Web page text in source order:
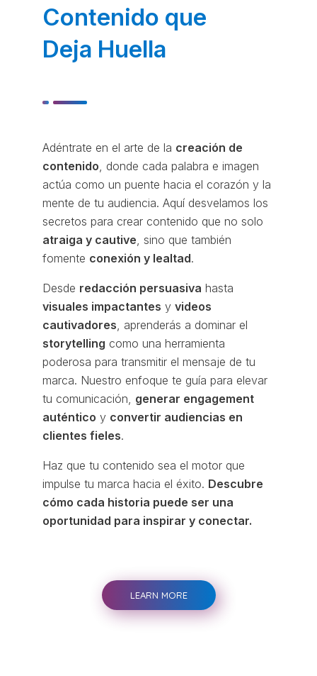
Contenido que
Deja Huella
Adéntrate en el arte de la creación de
contenido , donde cada palabra e imagen
actúa como un puente hacia el corazón y la
mente de tu audiencia. Aquí desvelamos los
secretos para crear contenido que no solo
atraiga y cautive , sino que también
fomente conexión y lealtad.
Desde redacción persuasiva hasta
visuales impactantes y videos
cautivadores , aprenderás a dominar el
storytelling como una herramienta
poderosa para transmitir el mensaje de tu
marca. Nuestro enfoque te guía para elevar
tu comunicación, generar engagement
auténtico y convertir audiencias en
clientes fieles.
Haz que tu contenido sea el motor que
impulse tu marca hacia el éxito. Descubre
cómo cada historia puede ser una
oportunidad para inspirar y conectar.
LEARN MORE